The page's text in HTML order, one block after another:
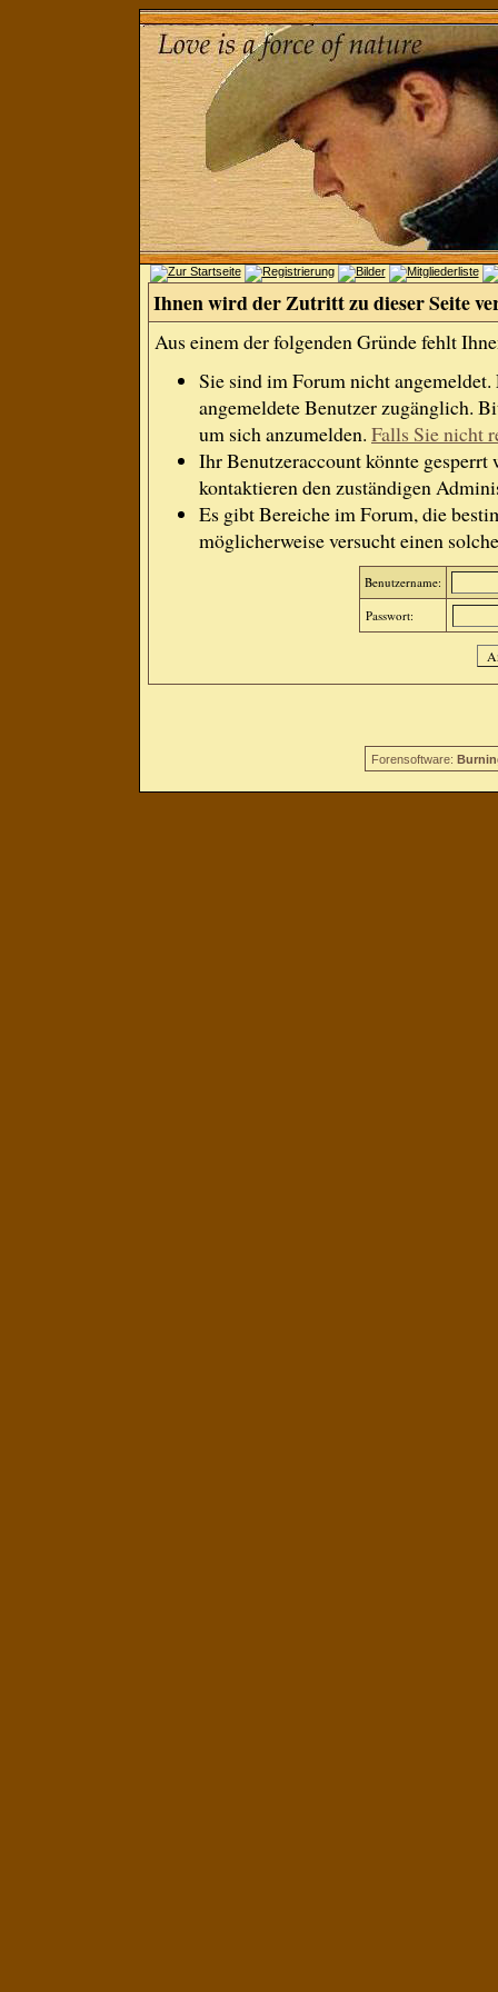
Ihnen wird der Zutritt zu dieser Seite
Aus einem der folgenden Gründe fehlt
Sie sind im Forum nicht
angemeldete Benutzer zugänglich.
um sich anzumelden. Falls Sie nicht
Ihr Benutzeraccount könnte gesperrt
kontaktieren den zuständigen
Es gibt Bereiche im Forum, die
möglicherweise versucht einen
Benutzername:
Passwort:
Forensoftware: